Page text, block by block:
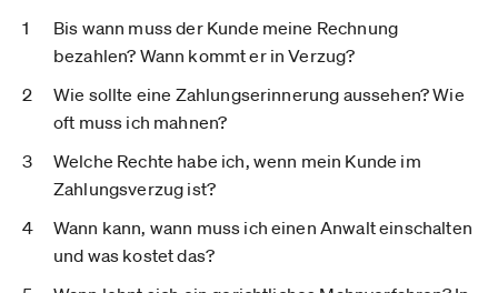
Bis wann muss der Kunde meine Rechnung
bezahlen? Wann kommt er in Verzug?
Wie sollte eine Zahlungserinnerung aussehen? Wie
oft muss ich mahnen?
Welche Rechte habe ich, wenn mein Kunde im
Zahlungsverzug ist?
Wann kann, wann muss ich einen Anwalt einschalten
und was kostet das?